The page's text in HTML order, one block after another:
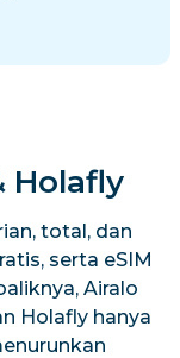
Holafly
total, dan
serta eSIM
Airalo
Holafly hanya